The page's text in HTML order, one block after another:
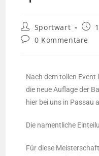
Sportwart
0 Kommentare
Nach dem tollen
die neue Auflage der
hier bei uns in Passau
Die namentliche
Für diese